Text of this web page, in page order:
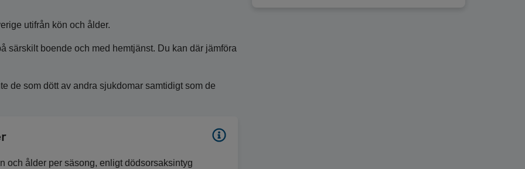
utifrån kön och ålder.
särskilt boende och med hemtjänst. Du kan där jämföra
de som dött av andra sjukdomar samtidigt som de
och ålder per säsong, enligt dödsorsaksintyg